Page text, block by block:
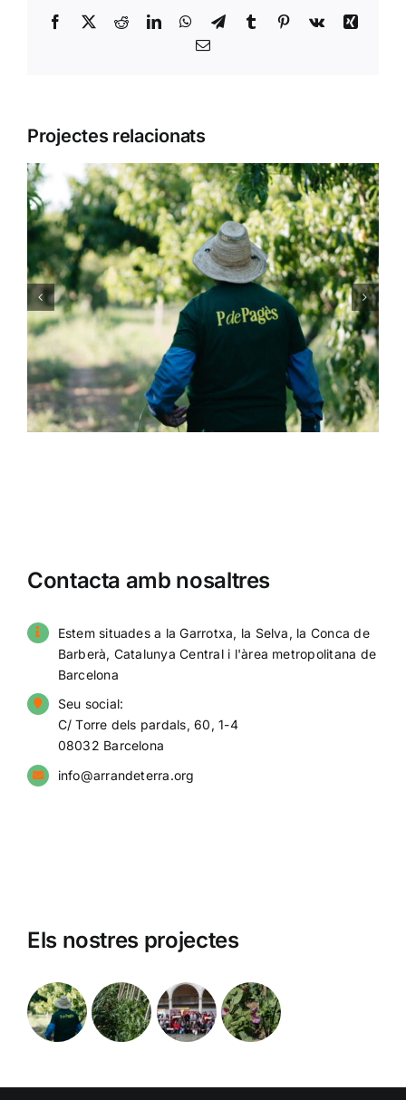
Facebook
TwitterRedditLinkedInWhatsApp
TelegramTumblr Pinterest
Vk
Xing
Email:
Projectes relacionats
Fitxes ACTUA
Contacta amb nosaltres
Estem situades a la Garrotxa, la Selva, la Conca de
Barberà, Catalunya Central i l'àrea metropolitana de
Barcelona
Seu social:
C/ Torre dels pardals, 60, 1-4
08032 Barcelona
info@arrandeterra.org
Els nostres projectes